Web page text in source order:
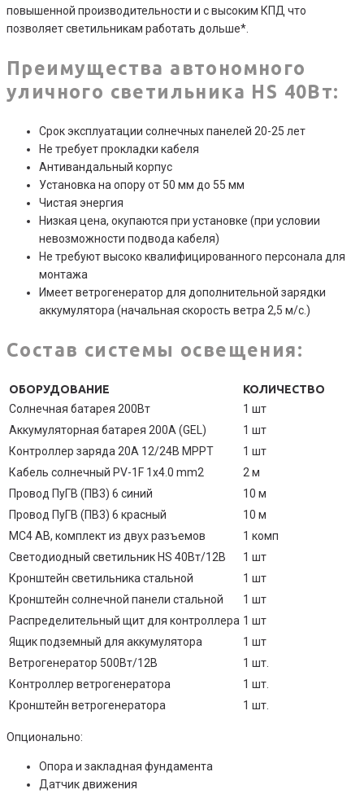
повышенной производительности и с высоким КПД что
позволяет светильникам работать дольше*.
Преимущества автономного
уличного светильника HS 40Вт:
Срок эксплуатации солнечных панелей 20-25 лет
Не требует прокладки кабеля
Антивандальный корпус
Установка на опору от 50 мм до 55 мм
Чистая энергия
Низкая цена, окупаются при установке (при условии
невозможности подвода кабеля)
Не требуют высоко квалифицированного персонала для
монтажа
Имеет ветрогенератор для дополнительной зарядки
аккумулятора (начальная скорость ветра 2,5 м/с.)
Состав системы освещения:
ОБОРУДОВАНИЕ
КОЛИЧЕСТВО
Солнечная батарея 200Вт
1 шт
Аккумуляторная батарея 200А (GEL)
1 шт
Контроллер заряда 20A 12/24В MPPT
1 шт
Кабель солнечный PV-1F 1x4.0 mm2
2 м
Провод ПуГВ (ПВ3) 6 синий
10 м
Провод ПуГВ (ПВ3) 6 красный
10 м
MC4 AB, комплект из двух разъемов
1 комп
Светодиодный светильник HS 40Вт/12В
1 шт
Кронштейн светильника стальной
1 шт
Кронштейн солнечной панели стальной
1 шт
Распределительный щит для контроллера 1 шт
Ящик подземный для аккумулятора
1 шт
Ветрогенератор 500Вт/12В
1 шт.
Контроллер ветрогенератора
1 шт.
Кронштейн ветрогенератора
1 шт.
Опционально:
Опора и закладная фундамента
Датчик движения